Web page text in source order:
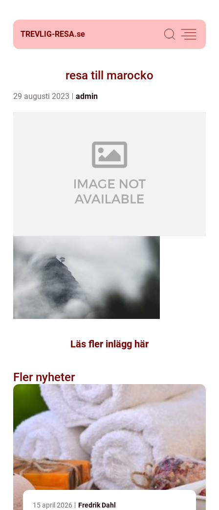
TREVLIG-RESA.se
resa till marocko
29 augusti 2023 admin
Läs fler inlägg här
Fler nyheter
15 april 2026 Fredrik Dahl